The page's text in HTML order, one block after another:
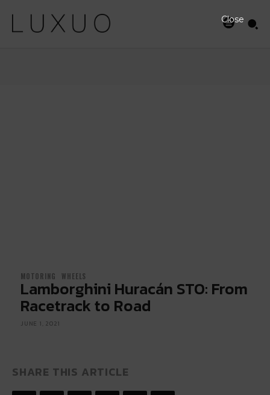
MOTORING WHEELS
Lamborghini Huracán STO: From
Racetrack to Road
JUNE 1, 2021
SHARE THIS ARTICLE
Close